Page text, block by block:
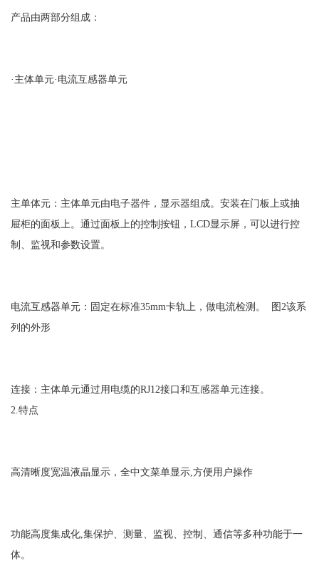
产品由两部分组成：
·主体单元·电流互感器单元
主单体元：主体单元由电子器件，显示器组成。安装在门板上或抽
屉柜的面板上。通过面板上的控制按钮，LCD显示屏，可以进行控
制、监视和参数设置。
电流互感器单元：固定在标准35mm卡轨上，做电流检测。 图2该系
列的外形
连接：主体单元通过用电缆的RJ12接口和互感器单元连接。
2.特点
高清晰度宽温液晶显示，全中文菜单显示,方便用户操作
功能高度集成化,集保护、测量、监视、控制、通信等多种功能于一
体。